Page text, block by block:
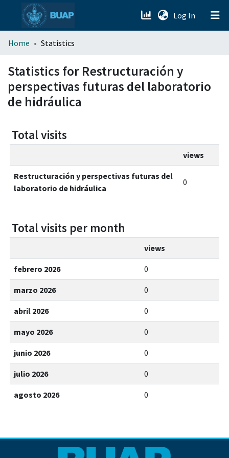
Log In (current)
menu.section.about_menu
All of DSpace
Home Statistics
Statistics for Restructuración y
perspectivas futuras del laboratorio
de hidráulica
Total visits
views
Restructuración y perspectivas futuras del
laboratorio de hidráulica
0
Total visits per month
views
febrero 2026 0
marzo 2026 0
abril 2026 0
mayo 2026 0
junio 2026 0
julio 2026 0
agosto 2026 0